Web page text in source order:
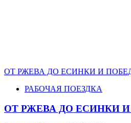
ОТ РЖЕВА ДО ЕСИНКИ И
РАБОЧАЯ ПОЕЗДКА
ОТ РЖЕВА ДО ЕСИНКИ